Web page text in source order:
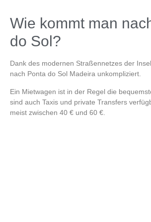
Wie kommt man
do Sol?
Dank des modernen Straßennetzes der
nach Ponta do Sol Madeira unkompliziert.
Ein Mietwagen ist in der Regel die
sind auch Taxis und private Transfers
meist zwischen 40 € und 60 €.